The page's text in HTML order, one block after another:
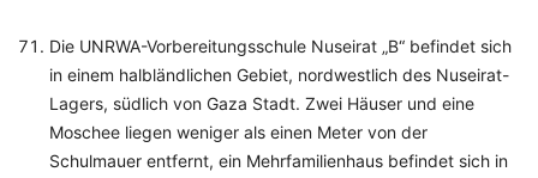
Die UNRWA-Vorbereitungsschule Nuseirat „B“ befindet sich
in einem halbländlichen Gebiet, nordwestlich des Nuseirat-
Lagers, südlich von Gaza Stadt. Zwei Häuser und eine
Moschee liegen weniger als einen Meter von der
Schulmauer entfernt, ein Mehrfamilienhaus befindet sich in